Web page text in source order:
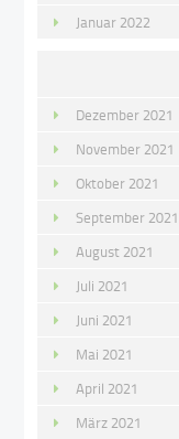
Januar 2022
Dezember 2021
November 2021
Oktober 2021
September 2021
August 2021
Juli 2021
Juni 2021
Mai 2021
April 2021
März 2021